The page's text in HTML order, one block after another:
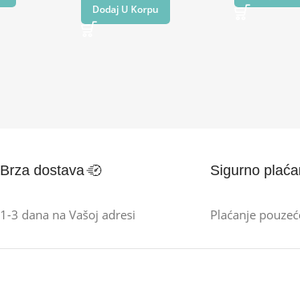
Dodaj U Korpu
Brza dostava
1-3 dana na Vašoj adresi
Sigurno
Plaćanje